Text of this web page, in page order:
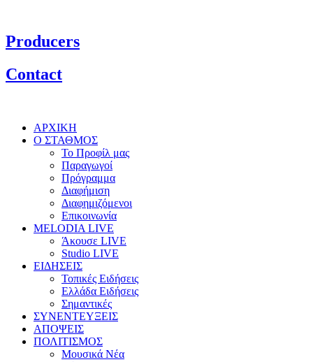
Producers
Contact
ΑΡΧΙΚΗ
Ο ΣΤΑΘΜΟΣ
Το Προφίλ μας
Παραγωγοί
Πρόγραμμα
Διαφήμιση
Διαφημιζόμενοι
Επικοινωνία
MELODIA LIVE
Άκουσε LIVE
Studio LIVE
ΕΙΔΗΣΕΙΣ
Τοπικές Ειδήσεις
Ελλάδα Ειδήσεις
Σημαντικές
ΣΥΝΕΝΤΕΥΞΕΙΣ
ΑΠΟΨΕΙΣ
ΠΟΛΙΤΙΣΜΟΣ
Μουσικά Νέα